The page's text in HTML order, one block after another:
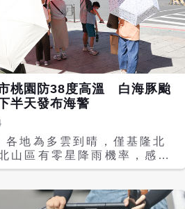
，各地天氣高溫炎熱，宜蘭
焚風發生的機率，氣象署發
今天白天宜蘭縣為「橙色燈
38度極端高溫出現的機
新北市、彰化縣、雲林縣、
縣、花蓮縣為「橙色燈
出現36度高溫的機率；南
、台東縣為「黃色燈號」，
率。 原本西太平洋
況，在第14號颱風鯨魚
KUJIRA）減弱並消散後，
晚，可能要等到登中國後才
桃園防38度高溫 白海豚颱
半天發布海警
各地為多雲到晴，僅基隆北
山區有零星降雨機率，感受
，午後中南部、花東地區及
。 氣溫方面，各地